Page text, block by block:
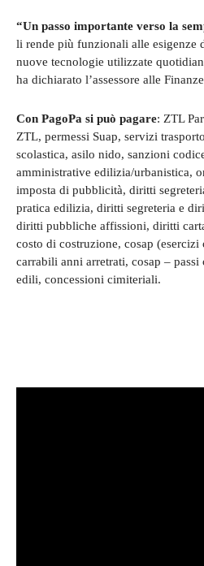
“Un passo importante verso la
li rende più funzionali alle esigenze
nuove tecnologie utilizzate
ha dichiarato l’assessore alle
Con PagoPa si può pagare: ZTL
ZTL, permessi Suap, servizi
scolastica, asilo nido, sanzioni
amministrative edilizia/urbanistica,
imposta di pubblicità, diritti
pratica edilizia, diritti segreteria e
diritti pubbliche affissioni, diritti
costo di costruzione, cosap
carrabili anni arretrati, cosap –
edili, concessioni cimiteriali.